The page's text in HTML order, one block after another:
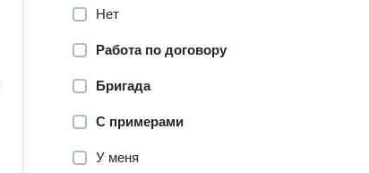
Нет
Работа по договору
Бригада
С примерами
У меня